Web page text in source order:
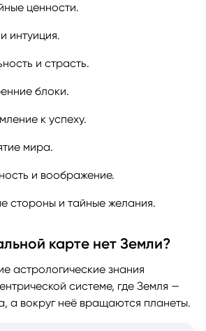
ценности.
интуиция.
и страсть.
блоки.
к успеху.
мира.
и воображение.
стороны и тайные желания.
карте нет Земли?
астрологические знания
системе, где Земля —
а вокруг неё вращаются планеты.